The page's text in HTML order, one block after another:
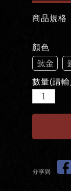
商品規格
顏色
鈦金
數量(請
分享到